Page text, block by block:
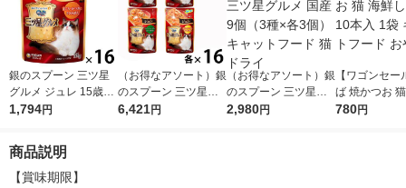
銀のスプーン 三ツ星
グルメ ジュレ 15歳頃
から まぐろ・かつお
ェット パウチ
1,794円
（お得なアソート）銀
のスプーン 三ツ星グ
ルメ ジュレ まぐろ か
6,421円
（お得なアソート）銀
のスプーン 三ツ星グ
ルメ 国産 9個（3種×
2,980円
【ワゴンセー
ば 焼かつお
らす味 10本
780円
商品説明
【賞味期限】